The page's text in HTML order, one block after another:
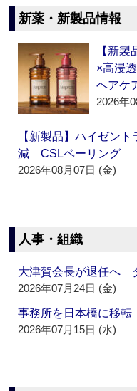
新薬・新製品情報
【新
×高浸
ヘアケ
2026年
【新製品】ハイゼン
減 CSLベーリング
2026年08月07日 (金)
人事・組織
大津賀会長が退任へ
2026年07月24日 (金)
事務所を日本橋に移
2026年07月15日 (水)